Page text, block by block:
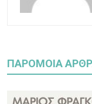
ΠΑΡΟΜΟΙΑ